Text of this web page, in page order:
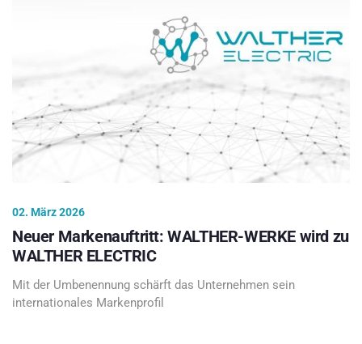
02. März 2026
Neuer Markenauftritt: WALTHER-WERKE wird zu
WALTHER ELECTRIC
Mit der Umbenennung schärft das Unternehmen sein
internationales Markenprofil